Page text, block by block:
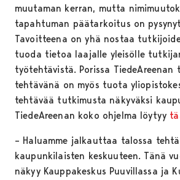
muutaman kerran, mutta
tapahtuman päätarkoitus on
Tavoitteena on yhä nostaa
tuoda tietoa laajalle yleisölle
työtehtävistä. Porissa TiedeAreenan
tehtävänä on myös tuota
tehtävää tutkimusta näkyväksi
TiedeAreenan koko ohjelma löytyy
– Haluamme jalkauttaa talossa
kaupunkilaisten keskuuteen. Tänä
näkyy Kauppakeskus Puuvillassa ja